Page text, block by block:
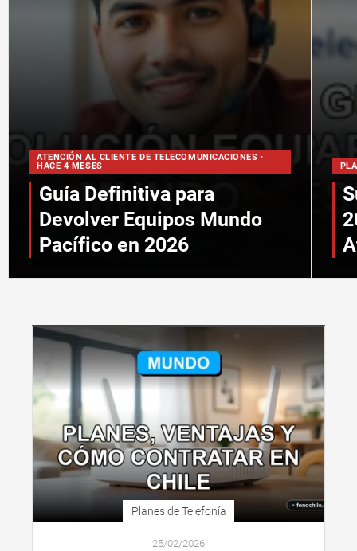
ATENCIÓN AL CLIENTE DE TELECOMUNICACIONES ·
HACE 4 MESES
Guía Definitiva para
Devolver Equipos Mundo
Pacífico en 2026
Planes de Telefonía
25/02/2026